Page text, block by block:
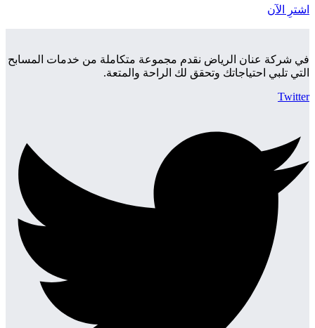
اشترِ الآن
في شركة عنان الرياض نقدم مجموعة متكاملة من خدمات المسابح
التي تلبي احتياجاتك وتحقق لك الراحة والمتعة.
Twitter